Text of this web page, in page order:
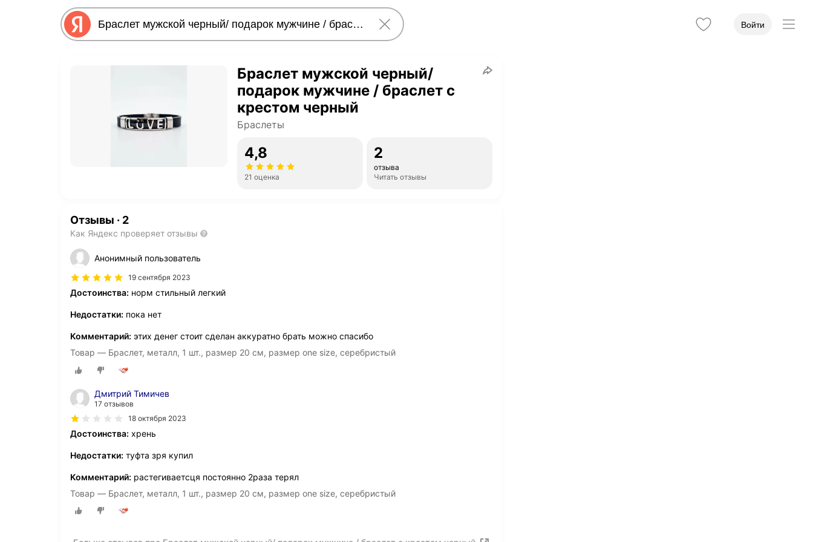
Войти
Браслет мужской черный/
подарок мужчине / браслет с
крестом черный
Браслеты
4,8
21 оценка
2
отзыва
Читать отзывы
Отзывы · 2
Как Яндекс проверяет отзывы
Анонимный пользователь
19 сентября 2023
Достоинства: норм стильный легкий
Недостатки: пока нет
Комментарий: этих денег стоит сделан аккуратно брать можно спасибо
Товар — Браслет, металл, 1 шт., размер 20 см, размер one size, серебристый
Дмитрий Тимичев
17 отзывов
18 октября 2023
Достоинства: хрень
Недостатки: туфта зря купил
Комментарий: растегиваетсця постоянно 2раза терял
Товар — Браслет, металл, 1 шт., размер 20 см, размер one size, серебристый